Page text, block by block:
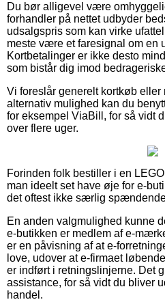
Du bør alligevel være
forhandler på nettet udbyder
udsalgspris som kan virke
meste være et faresignal om en
Kortbetalinger er ikke desto
som bistår dig imod
Vi foreslår generelt kortkøb eller
alternativ mulighed kan du
for eksempel ViaBill, for så vidt
over flere uger.
Forinden folk bestiller i en
man ideelt set have øje for e-
det oftest ikke særlig
En anden valgmulighed kunne
e-butikken er medlem af e-
er en påvisning af at e-
love, udover at e-firmaet
er indført i retningslinjerne. Det
assistance, for så vidt du bliver
handel.